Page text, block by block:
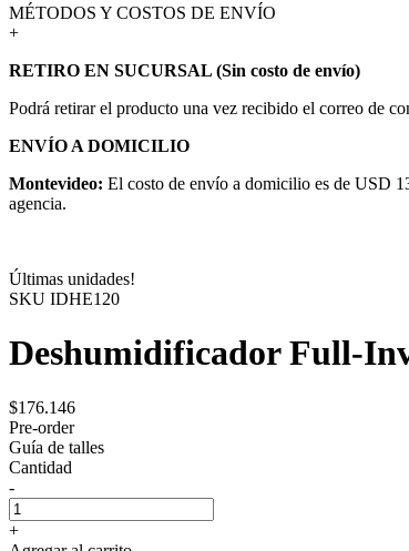
MÉTODOS Y COSTOS DE ENVÍO
+
RETIRO EN SUCURSAL (Sin costo de envío)
Podrá retirar el producto una vez recibido el correo de
ENVÍO A DOMICILIO
Montevideo: El costo de envío a domicilio es de USD
agencia.
Últimas unidades!
SKU IDHE120
Deshumidificador Full-
$176.146
Pre-order
Guía de talles
Cantidad
-
+